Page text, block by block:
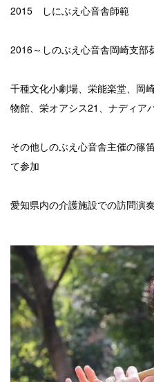
2015 しにぶえ心音舎師範
2016～しのぶえ心音舎岡崎支部
千種文化小劇場、栄能楽堂、岡
物館、栄オアシス21、ナディア
その他しのぶえ心音舎主催の篠
て参加
愛知県内の介護施設での訪問演